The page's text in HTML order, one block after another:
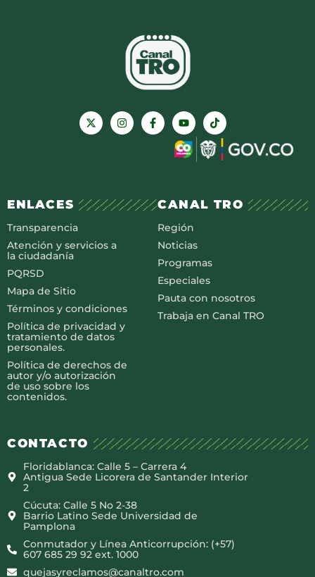
ENLACES
Transparencia
Atención y servicios a
la ciudadanía
PQRSD
Mapa de Sitio
Términos y condiciones
Política de privacidad y
tratamiento de datos
personales.
Política de derechos de
autor y/o autorización
de uso sobre los
contenidos.
CANAL TRO
Región
Noticias
Programas
Especiales
Pauta con nosotros
Trabaja en Canal TRO
CONTACTO
Floridablanca: Calle 5 – Carrera 4
Antigua Sede Licorera de Santander Interior
2
Cúcuta: Calle 5 No 2-38
Barrio Latino Sede Universidad de
Pamplona
Conmutador y Línea Anticorrupción: (+57)
607 685 29 92 ext. 1000
quejasyreclamos@canaltro.com